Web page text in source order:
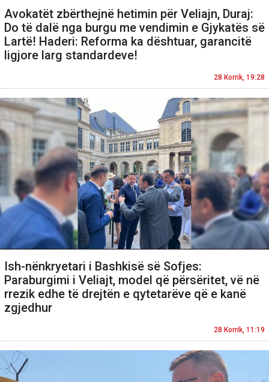
Avokatët zbërthejnë hetimin për Veliajn, Duraj:
Do të dalë nga burgu me vendimin e Gjykatës së
Lartë! Haderi: Reforma ka dështuar, garancitë
ligjore larg standardeve!
28 Korrik, 19:28
Ish-nënkryetari i Bashkisë së Sofjes:
Paraburgimi i Veliajt, model që përsëritet, vë në
rrezik edhe të drejtën e qytetarëve që e kanë
zgjedhur
28 Korrik, 11:19